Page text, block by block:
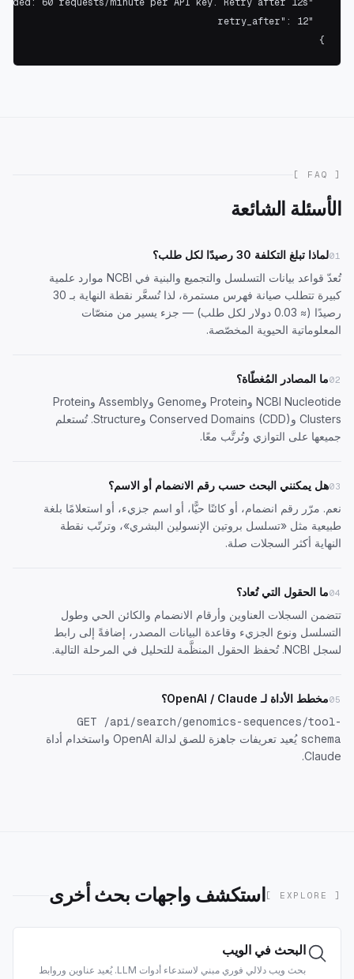
}
[ FAQ ]
الأسئلة الشائعة
01لماذا تبلغ التكلفة 30 رصيدًا لكل طلب؟
تُعدّ قواعد بيانات التسلسل والتجميع والبنية في NCBI موارد علمية
كبيرة تتطلب صيانة فهرس مستمرة، لذا تُسعَّر نقطة النهاية بـ 30
رصيدًا (≈ 0.03 دولار لكل طلب) — جزء يسير من منصّات
المعلوماتية الحيوية المخصّصة.
02ما المصادر المُغطّاة؟
NCBI Nucleotide وProtein وGenome وAssembly وProtein
Clusters وConserved Domains (CDD) وStructure. تُستعلم
جميعها على التوازي وتُرتَّب معًا.
03هل يمكنني البحث حسب رقم الانضمام أو الاسم؟
نعم. مرّر رقم انضمام، أو كائنًا حيًّا، أو اسم جزيء، أو استعلامًا بلغة
طبيعية مثل «تسلسل بروتين الإنسولين البشري»، وترتّب نقطة
النهاية أكثر السجلات صلة.
04ما الحقول التي تُعاد؟
تتضمن السجلات العناوين وأرقام الانضمام والكائن الحي وطول
التسلسل ونوع الجزيء وقاعدة البيانات المصدر، إضافةً إلى رابط
لسجل NCBI. تُحفظ الحقول المنظَّمة للتحليل في المرحلة التالية.
05مخطط الأداة لـ OpenAI / Claude؟
GET /api/search/genomics-sequences/tool-
schema
يُعيد تعريفات جاهزة للصق لدالة OpenAI واستخدام أداة
Claude.
[ EXPLORE ] استكشف واجهات بحث أخرى
البحث في الويب
بحث ويب دلالي فوري مبني لاستدعاء أدوات LLM. يُعيد عناوين وروابط